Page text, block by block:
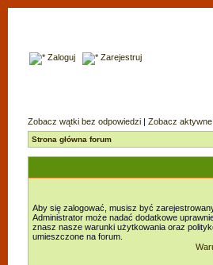
Zaloguj Zarejestruj
Zobacz wątki bez odpowiedzi | Zobacz
Strona główna forum
Aby się zalogować, musisz być
Administrator może nadać dodatkowe
znasz nasze warunki użytkowania oraz
umieszczone na forum.